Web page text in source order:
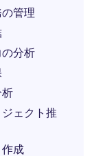
管理
分析
ェクト推
成